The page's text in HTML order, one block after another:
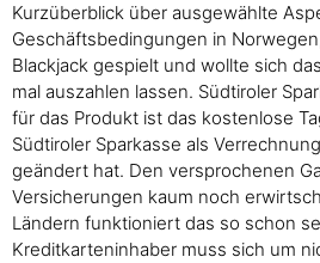
Kurzüberblick über ausgewählte
Geschäftsbedingungen in
Blackjack gespielt und wollte sich
mal auszahlen lassen. Südtiroler
für das Produkt ist das kostenlose
Südtiroler Sparkasse als
geändert hat. Den versprochenen
Versicherungen kaum noch
Ländern funktioniert das so schon
Kreditkarteninhaber muss sich um